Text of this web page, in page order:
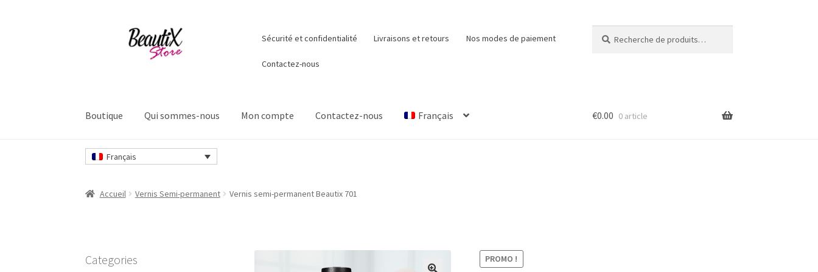
Sécurité et confidentialité Livraisons et retours Nos modes de paiement
Contactez-nous
pour :
Boutique Qui sommes-nous Mon compte Contactez-nous Français
AccueilContactez-nous Livraisons et retours
Sécurité et confidentialité
€0.00 0 article
Français
Accueil Vernis Semi-permanent Vernis semi-permanent Beautix 701
PROMO !
Categories